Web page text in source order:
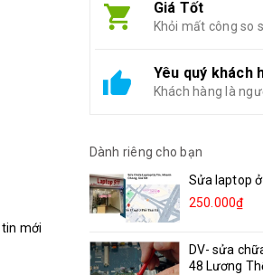
mới
Giá Tốt
Khỏi mất công so
Yêu quý khách
Khách hàng là
Dành riêng cho bạn
Sửa laptop
250.000₫
DV- sửa
48 Lương